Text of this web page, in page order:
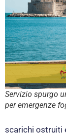
Servizio spurgo
per emergenze
scarichi ostruiti